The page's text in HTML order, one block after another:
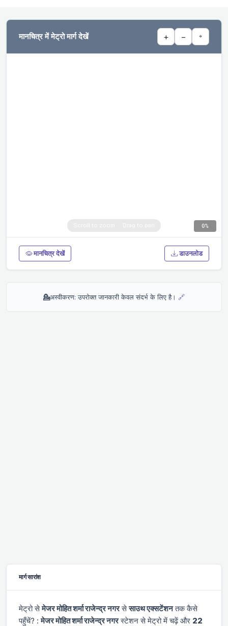
मानचित्र में मेट्रो मार्ग देखें + − ⌖
0%
मानचित्र देखें डाउनलोड
💁अस्वीकरण: उपरोक्त जानकारी केवल संदर्भ के लिए है। 🔗
मार्ग सारांश
मेट्रो सेमे‌‌जर मोहित शर्मा राजेन्द्र नगरसेसाउथ एक्सटेंशनतक कैसे
पहुँचें? :मे‌‌जर मोहित शर्मा राजेन्द्र नगरस्टेशन से मेट्रो में चढ़ें और 22